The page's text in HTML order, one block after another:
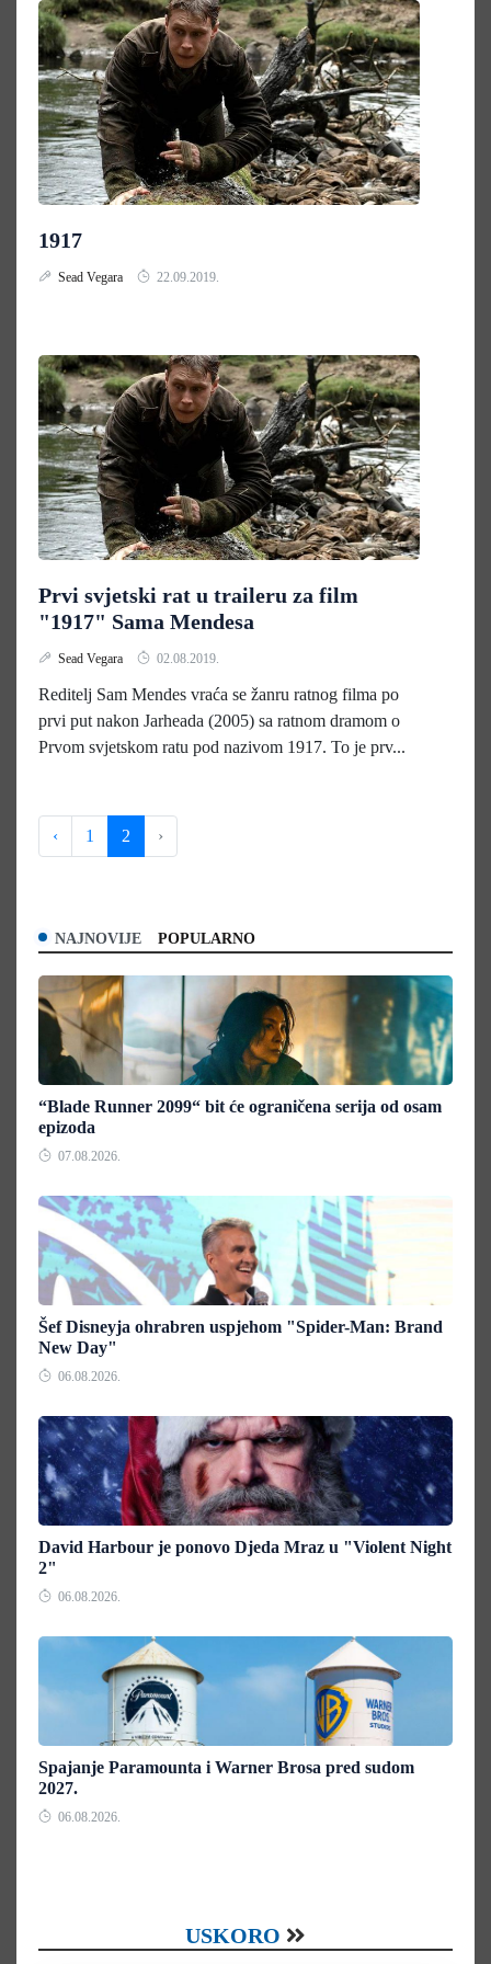
1917
Sead Vegara 22.09.2019.
Prvi svjetski rat u traileru za film
"1917" Sama Mendesa
Sead Vegara 02.08.2019.
Reditelj Sam Mendes vraća se žanru ratnog filma po
prvi put nakon Jarheada (2005) sa ratnom dramom o
Prvom svjetskom ratu pod nazivom 1917. To je prv...
‹ 1 2 ›
NAJNOVIJE POPULARNO
“Blade Runner 2099“ bit će ograničena serija od osam
epizoda
07.08.2026.
Šef Disneyja ohrabren uspjehom "Spider-Man: Brand
New Day"
06.08.2026.
David Harbour je ponovo Djeda Mraz u "Violent Night
2"
06.08.2026.
Spajanje Paramounta i Warner Brosa pred sudom
2027.
06.08.2026.
USKORO